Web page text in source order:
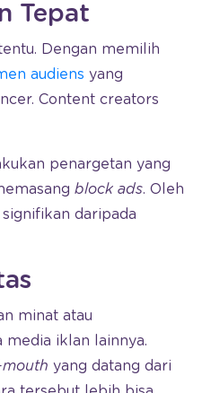
Tepat
Dengan memilih
audiens yang
Content creators
penargetan yang
block ads. Oleh
daripada
minat atau
iklan lainnya.
yang datang dari